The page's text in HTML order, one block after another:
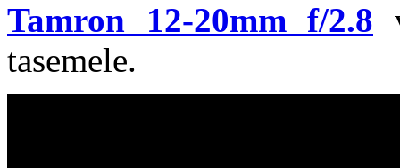
Tamron 12-20mm f/2.8
tasemele.